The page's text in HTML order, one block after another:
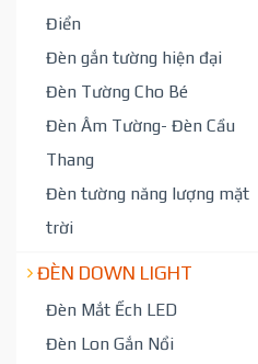
Điển
Đèn gắn tường hiện đại
Đèn Tường Cho Bé
Đèn Âm Tường- Đèn Cầu
Thang
Đèn tường năng lượng mặt
trời
ĐÈN DOWN LIGHT
Đèn Mắt Ếch LED
Đèn Lon Gắn Nổi